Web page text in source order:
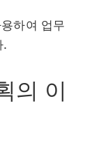
하여 업무
.
의 이